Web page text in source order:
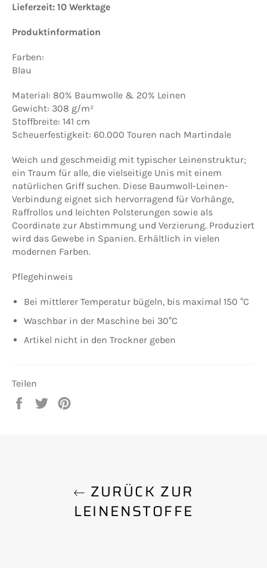
Lieferzeit: 10 Werktage
Produktinformation
Farben:
Blau
Material: 80% Baumwolle & 20% Leinen
Gewicht: 308 g/m²
Stoffbreite: 141 cm
Scheuerfestigkeit: 60.000 Touren nach Martindale
Weich und geschmeidig mit typischer Leinenstruktur;
ein Traum für alle, die vielseitige Unis mit einem
natürlichen Griff suchen. Diese Baumwoll-Leinen-
Verbindung eignet sich hervorragend für Vorhänge,
Raffrollos und leichten Polsterungen sowie als
Coordinate zur Abstimmung und Verzierung. Produziert
wird das Gewebe in Spanien. Erhältlich in vielen
modernen Farben.
Pflegehinweis
Bei mittlerer Temperatur bügeln, bis maximal 150 °C
Waschbar in der Maschine bei 30°C
Artikel nicht in den Trockner geben
Teilen
Auf
Auf
ZURÜCK ZUR
LEINENSTOFFE